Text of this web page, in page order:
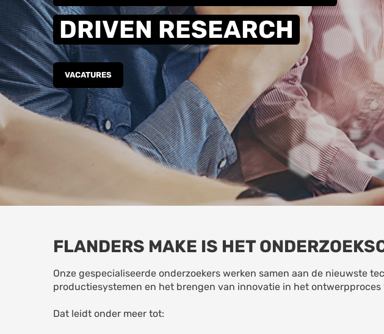
DRIVEN RESEARCH
VACATURES
FLANDERS MAKE IS HET
Onze gespecialiseerde onderzoekers werken samen aan de nieuwste
productiesystemen en het brengen van innovatie in het
Dat leidt onder meer tot: